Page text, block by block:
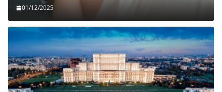
01/12/2025